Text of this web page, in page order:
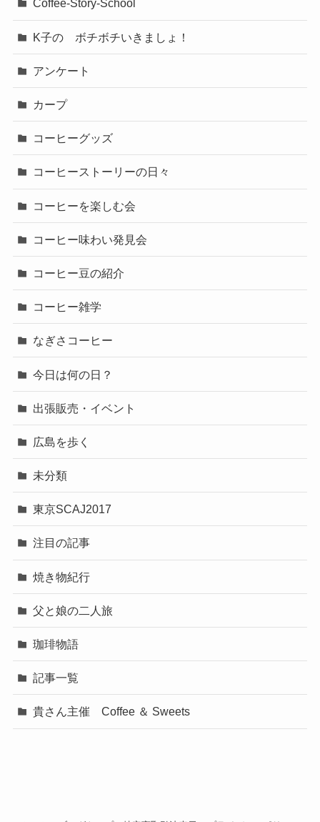
Coffee-Story-School
K子の ボチボチいきましょ！
アンケート
カープ
コーヒーグッズ
コーヒーストーリーの日々
コーヒーを楽しむ会
コーヒー味わい発見会
コーヒー豆の紹介
コーヒー雑学
なぎさコーヒー
今日は何の日？
出張販売・イベント
広島を歩く
未分類
東京SCAJ2017
注目の記事
焼き物紀行
父と娘の二人旅
珈琲物語
記事一覧
貴さん主催 Coffee ＆ Sweets